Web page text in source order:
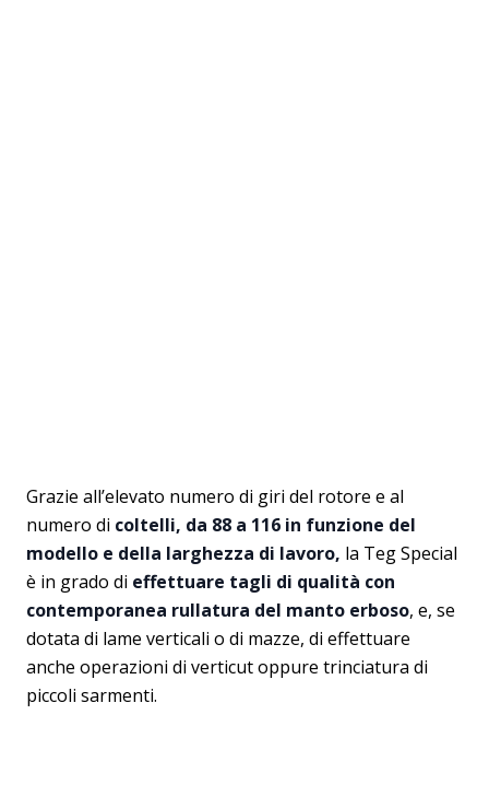
Grazie all’elevato numero di giri del rotore e al
numero di coltelli, da 88 a 116 in funzione del
modello e della larghezza di lavoro, la Teg Special
è in grado di effettuare tagli di qualità con
contemporanea rullatura del manto erboso, e, se
dotata di lame verticali o di mazze, di effettuare
anche operazioni di verticut oppure trinciatura di
piccoli sarmenti.